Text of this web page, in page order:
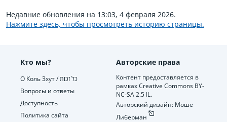
Недавние обновления на 13:03, 4 февраля 2026.
Нажмите здесь, чтобы просмотреть историю страницы.
Кто мы?
О Коль Зхут / כל זכות
Вопросы и ответы
Доступность
Политика сайта
Авторские права
Контент предоставляется в
рамках Creative Commons BY-
NC-SA 2.5 IL.
Авторский дизайн: Моше
Либерман